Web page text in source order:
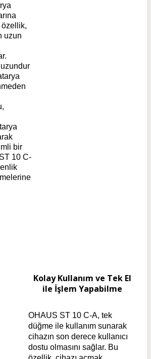
özellik,
uzun
bir
10 C-
Kolay Kullanım ve Tek El
ile İşlem Yapabilme
OHAUS ST 10 C-A, tek
düğme ile kullanım sunarak
cihazın son derece kullanıcı
dostu olmasını sağlar. Bu